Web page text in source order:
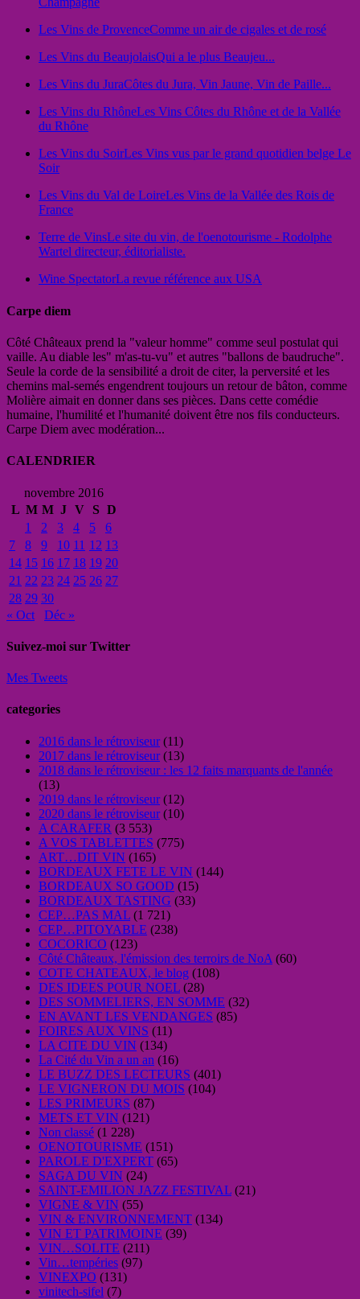
Les Vins de ProvenceComme un air de cigales et de rosé
Les Vins du BeaujolaisQui a le plus Beaujeu...
Les Vins du JuraCôtes du Jura, Vin Jaune, Vin de Paille...
Les Vins du RhôneLes Vins Côtes du Rhône et de la Vallée
du Rhône
Les Vins du SoirLes Vins vus par le grand quotidien belge Le
Soir
Les Vins du Val de LoireLes Vins de la Vallée des Rois de
France
Terre de VinsLe site du vin, de l'oenotourisme - Rodolphe
Wartel directeur, éditorialiste.
Wine SpectatorLa revue référence aux USA
Carpe diem
Côté Châteaux prend la "valeur homme" comme seul postulat qui
vaille. Au diable les" m'as-tu-vu" et autres "ballons de baudruche".
Seule la corde de la sensibilité a droit de citer, la perversité et les
chemins mal-semés engendrent toujours un retour de bâton, comme
Molière aimait en donner dans ses pièces. Dans cette comédie
humaine, l'humilité et l'humanité doivent être nos fils conducteurs.
Carpe Diem avec modération...
CALENDRIER
novembre 2016
L M M J V S D
1
2 3 4 5
6
7
8 9 10 11 12 13
14 15 16 17 18 19 20
21 22 23 24 25 26 27
28 29 30
« Oct
Déc »
Suivez-moi sur Twitter
Mes Tweets
categories
2016 dans le rétroviseur(11)
2017 dans le rétroviseur(13)
2018 dans le rétroviseur : les 12 faits marquants de l'année
(13)
2019 dans le rétroviseur(12)
2020 dans le rétroviseur(10)
A CARAFER (3 553)
A VOS TABLETTES (775)
ART…DIT VIN (165)
BORDEAUX FETE LE VIN (144)
BORDEAUX SO GOOD (15)
BORDEAUX TASTING (33)
CEP…PAS MAL (1 721)
CEP…PITOYABLE (238)
COCORICO (123)
Côté Châteaux, l'émission des terroirs de NoA (60)
COTE CHATEAUX, le blog (108)
DES IDEES POUR NOEL (28)
DES SOMMELIERS, EN SOMME (32)
EN AVANT LES VENDANGES (85)
FOIRES AUX VINS (11)
LA CITE DU VIN (134)
La Cité du Vin a un an (16)
LE BUZZ DES LECTEURS (401)
LE VIGNERON DU MOIS (104)
LES PRIMEURS (87)
METS ET VIN (121)
Non classé (1 228)
OENOTOURISME (151)
PAROLE D'EXPERT (65)
SAGA DU VIN (24)
SAINT-EMILION JAZZ FESTIVAL (21)
VIGNE & VIN (55)
VIN & ENVIRONNEMENT (134)
VIN ET PATRIMOINE (39)
VIN…SOLITE (211)
Vin…tempéries (97)
VINEXPO (131)
vinitech-sifel (7)